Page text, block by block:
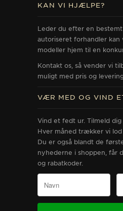
KAN VI HJÆLPE?
Leder du efter en bestemt
autoriseret forhandler kan
modeller hjem til en
Kontakt os, så vender vi
muligt med pris og
VÆR MED OG VIND
Vind et fedt ur. Tilmeld
Hver måned trækker vi
Du er også blandt de
nyhederne i shoppen, får
og rabatkoder.